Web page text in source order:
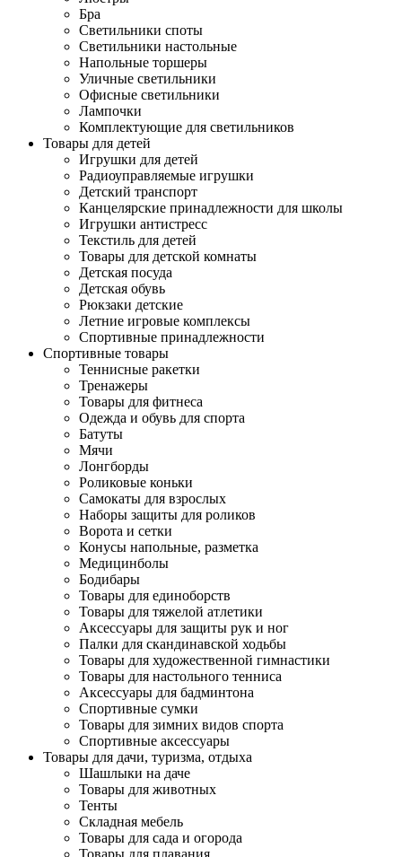
Бра
Светильники споты
Светильники настольные
Напольные торшеры
Уличные светильники
Офисные светильники
Лампочки
Комплектующие для светильников
Товары для детей
Игрушки для детей
Радиоуправляемые игрушки
Детский транспорт
Канцелярские принадлежности для школы
Игрушки антистресс
Текстиль для детей
Товары для детской комнаты
Детская посуда
Детская обувь
Рюкзаки детские
Летние игровые комплексы
Спортивные принадлежности
Спортивные товары
Теннисные ракетки
Тренажеры
Товары для фитнеса
Одежда и обувь для спорта
Батуты
Мячи
Лонгборды
Роликовые коньки
Самокаты для взрослых
Наборы защиты для роликов
Ворота и сетки
Конусы напольные, разметка
Медицинболы
Бодибары
Товары для единоборств
Товары для тяжелой атлетики
Аксессуары для защиты рук и ног
Палки для скандинавской ходьбы
Товары для художественной гимнастики
Товары для настольного тенниса
Аксессуары для бадминтона
Спортивные сумки
Товары для зимних видов спорта
Спортивные аксессуары
Товары для дачи, туризма, отдыха
Шашлыки на даче
Товары для животных
Тенты
Складная мебель
Товары для сада и огорода
Товары для плавания